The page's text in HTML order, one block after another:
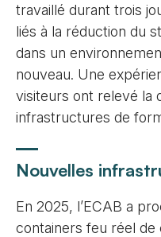
travaillé durant trois
liés à la réduction du
dans un
nouveau. Une
visiteurs ont relevé la
infrastructures de
Nouvelles
En 2025, l’ECAB a
containers feu réel de